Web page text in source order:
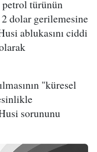
petrol türünün
2 dolar gerilemesine
ablukasını ciddi
"küresel
sorununu